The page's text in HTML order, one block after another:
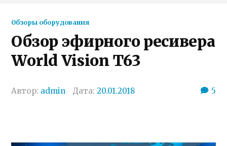
Обзоры оборудования
Обзор эфирного ресивера
World Vision T63
Автор: admin Дата:20.01.2018 5